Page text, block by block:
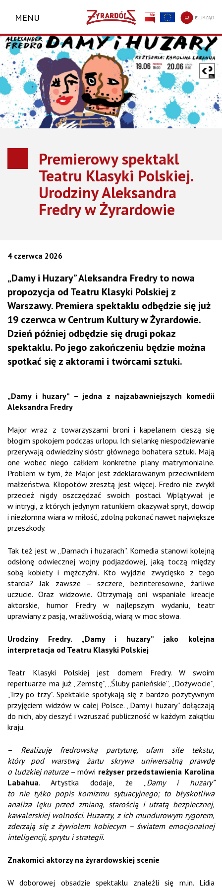
MENU
Premierowy spektakl
Teatru Klasyki Polskiej.
Urodziny Aleksandra
Fredry w Żyrardowie
4 czerwca 2026
„Damy i Huzary” Aleksandra Fredry to nowa
propozycja od Teatru Klasyki Polskiej z
Warszawy. Premiera spektaklu odbędzie się już
19 czerwca w Centrum Kultury w Żyrardowie.
Dzień później odbędzie się drugi pokaz
spektaklu. Po jego zakończeniu będzie można
spotkać się z aktorami i twórcami sztuki.
„Damy i huzary” – jedna z najzabawniejszych komedii
Aleksandra Fredry
Major wraz z towarzyszami broni i kapelanem cieszą się
błogim spokojem podczas urlopu. Ich sielankę niespodziewanie
przerywają odwiedziny sióstr głównego bohatera sztuki. Mają
one wobec niego całkiem konkretne plany matrymonialne.
Problem w tym, że Major jest zdeklarowanym przeciwnikiem
małżeństwa. Kłopotów zresztą jest więcej. Fredro nie zwykł
przecież nigdy oszczędzać swoich postaci. Wplątywał je
w intrygi, z których jedynym ratunkiem okazywał spryt, dowcip
i niezłomna wiara w miłość, zdolną pokonać nawet największe
przeszkody.
Tak też jest w „Damach i huzarach”. Komedia stanowi kolejną
odsłonę odwiecznej wojny podjazdowej, jaką toczą między
sobą kobiety i mężczyźni. Kto wyjdzie zwycięsko z tego
starcia? Jak zawsze – szczere, bezinteresowne, żarliwe
uczucie. Oraz widzowie. Otrzymają oni wspaniałe kreacje
aktorskie, humor Fredry w najlepszym wydaniu, teatr
uprawiany z pasją, wrażliwością, wiarą w moc słowa.
Urodziny Fredry. „Damy i huzary” jako kolejna
interpretacja od Teatru Klasyki Polskiej
Teatr Klasyki Polskiej jest domem Fredry. W swoim
repertuarze ma już „Zemstę”, „Śluby panieńskie”, „Dożywocie”,
„Trzy po trzy”. Spektakle spotykają się z bardzo pozytywnym
przyjęciem widzów w całej Polsce. „Damy i huzary” dołączają
do nich, aby cieszyć i wzruszać publiczność w każdym zakątku
kraju.
– Realizuję fredrowską partyturę, ufam sile tekstu,
który pod warstwą żartu skrywa uniwersalną prawdę
o ludzkiej naturze– mówi reżyser przedstawienia Karolina
Labahua. Artystka dodaje, że „ Damy i huzary”
to nie tylko popis komizmu sytuacyjnego; to błyskotliwa
analiza lęku przed zmianą, starością i utratą bezpiecznej,
kawalerskiej wolności. Huzarzy, z ich mundurowym rygorem,
zderzają się z żywiołem kobiecym – światem emocjonalnej
inteligencji, sprytu i strategii.
Znakomici aktorzy na żyrardowskiej scenie
W doborowej obsadzie spektaklu znaleźli się m.in. Lidia